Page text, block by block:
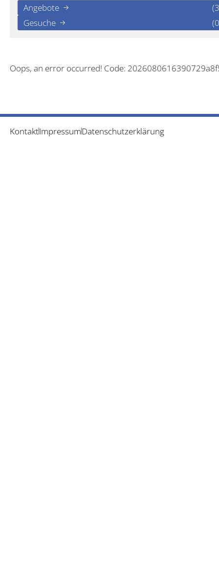
Angebote
Gesuche
Oops, an error occurred! Code:
KontaktImpressumDatenschutzerklärung